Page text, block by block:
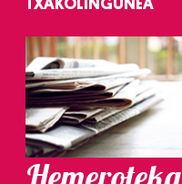
TXAKOLINGUNEA